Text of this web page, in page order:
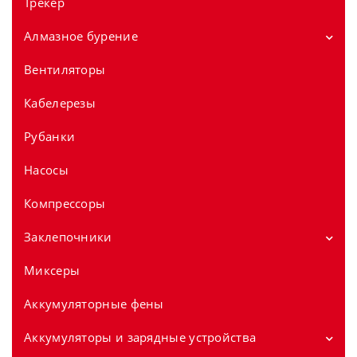
Аккумуляторные полировальные машины 18V
Алмазное бурение
Установки алмазного бурения
Дрели для сухого алмазного сверления
Стойки для алмазного сверления
Вентиляторы
Кабелерезы
Рубанки
Насосы
Компрессоры
Заклепочники
Заклепочники аккумуляторные 12v
Заклепочники аккумуляторные 18v
Миксеры
Аккумуляторные фены
Аккумуляторы и зарядные устройства